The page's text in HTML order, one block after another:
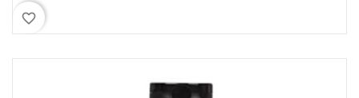
favorite_border